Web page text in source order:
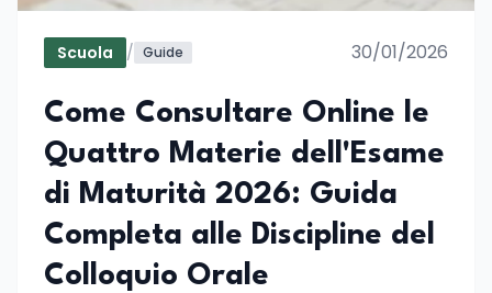
Scuola / Guide 30/01/2026
Come Consultare Online le
Quattro Materie dell'Esame
di Maturità 2026: Guida
Completa alle Discipline del
Colloquio Orale